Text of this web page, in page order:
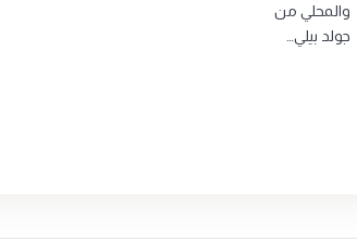
والمحلي من
جولد بيلي…